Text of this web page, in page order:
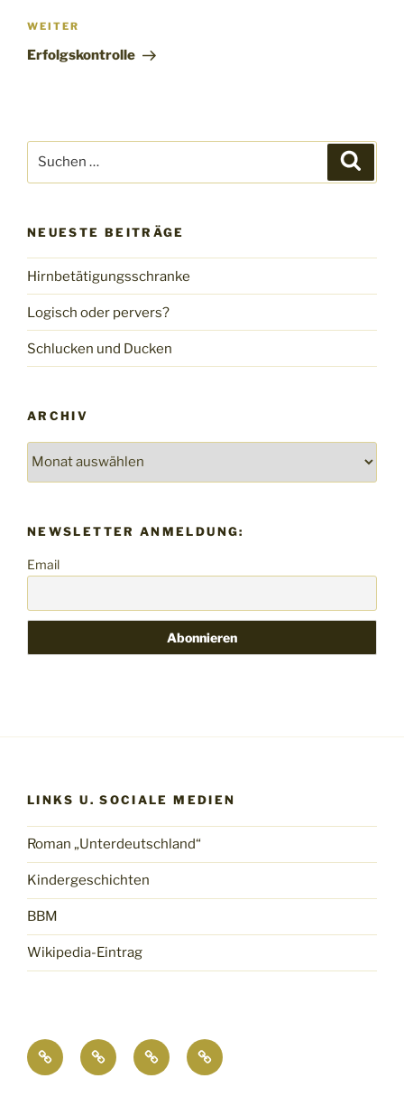
Nächster
Beitrag
WEITER
Erfolgskontrolle
nach:
NEUESTE BEITRÄGE
Hirnbetätigungsschranke
Logisch oder pervers?
Schlucken und Ducken
ARCHIV
NEWSLETTER ANMELDUNG:
Email
LINKS U. SOCIALE MEDIEN
Roman „Unterdeutschland“
Kindergeschichten
BBM
Wikipedia-Eintrag
Roman
„Unterdeutschland“
Kindergeschichten
BBM
Wikipedia-
Eintrag